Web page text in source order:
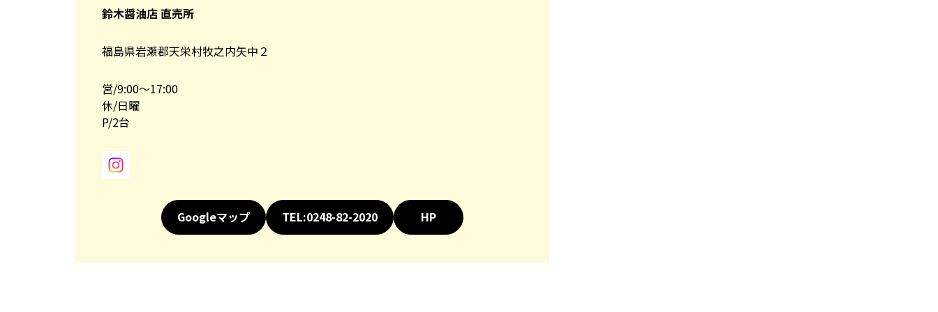
鈴木醤油店 直売所
福島県岩瀬郡天栄村牧之内矢中２
営/9:00～17:00
休/日曜
P/2台
Googleマップ TEL:0248-82-2020 HP